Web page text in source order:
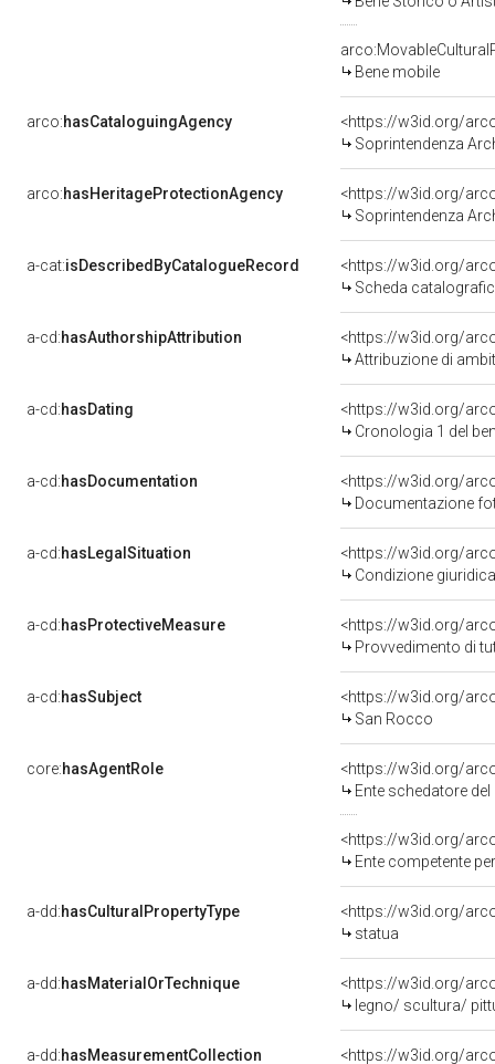
Bene mobile
arco:hasCataloguingAgency
<https://w3id.org/
Soprintendenza
arco:hasHeritageProtectionAgency
<https://w3id.org/
Soprintendenza
a-cat:isDescribedByCatalogueRecord
<https://w3id.org/
Scheda
a-cd:hasAuthorshipAttribution
<https://w3id.org/
Attribuzione di
a-cd:hasDating
<https://w3id.org/
Cronologia 1 del
a-cd:hasDocumentation
Documentazione
a-cd:hasLegalSituation
Condizione
a-cd:hasProtectiveMeasure
<https://w3id.org/
Provvedimento di
a-cd:hasSubject
<https://w3id.org/
San Rocco
core:hasAgentRole
<https://w3id.org/
Ente schedatore del
<https://w3id.org/
Ente competente per tutela
a-dd:hasCulturalPropertyType
<https://w3id.org/
statua
a-dd:hasMaterialOrTechnique
<https://w3id.org/
legno/ scultura/
a-dd:hasMeasurementCollection <https://w3id.org/